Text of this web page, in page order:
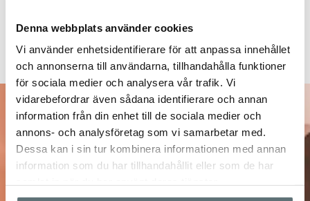
Denna webbplats använder cookies
Vi använder enhetsidentifierare för att anpassa innehållet
och annonserna till användarna, tillhandahålla funktioner
för sociala medier och analysera vår trafik. Vi
vidarebefordrar även sådana identifierare och annan
information från din enhet till de sociala medier och
annons- och analysföretag som vi samarbetar med.
Dessa kan i sin tur kombinera informationen med annan
information som du har tillhandahållit eller som de har
10% på ditt nästa
köp